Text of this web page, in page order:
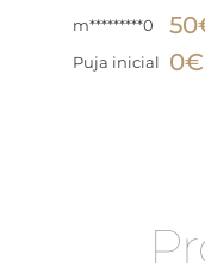
m*********0
50
Puja inicial
0€